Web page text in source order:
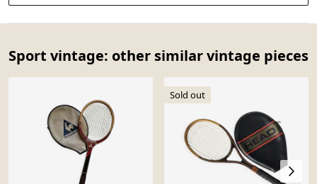
Sport vintage: other similar vintage pieces
Sold out